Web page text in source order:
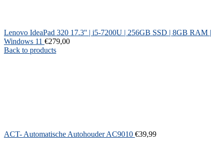
Lenovo IdeaPad 320 17.3'' | i5-7200U | 256GB SSD | 8GB RAM |
Windows 11 €279,00
Back to products
ACT- Automatische Autohouder AC9010 €39,99